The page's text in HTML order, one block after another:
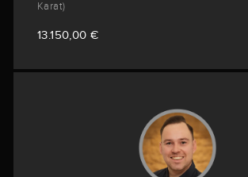
Karat)
13.150,00 €